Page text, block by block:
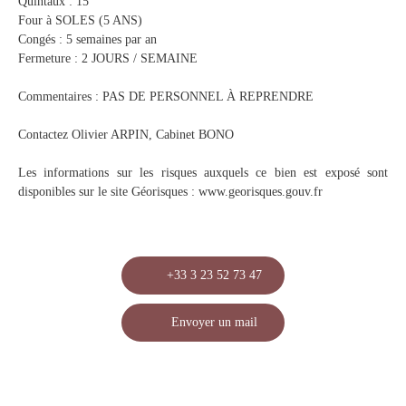
Four à SOLES (5 ANS)
Congés : 5 semaines par an
Fermeture : 2 JOURS / SEMAINE
Commentaires : PAS DE PERSONNEL À REPRENDRE
Contactez Olivier ARPIN, Cabinet BONO
Les informations sur les risques auxquels ce bien est exposé sont
disponibles sur le site Géorisques : www.georisques.gouv.fr
+33 3 23 52 73 47
Envoyer un mail